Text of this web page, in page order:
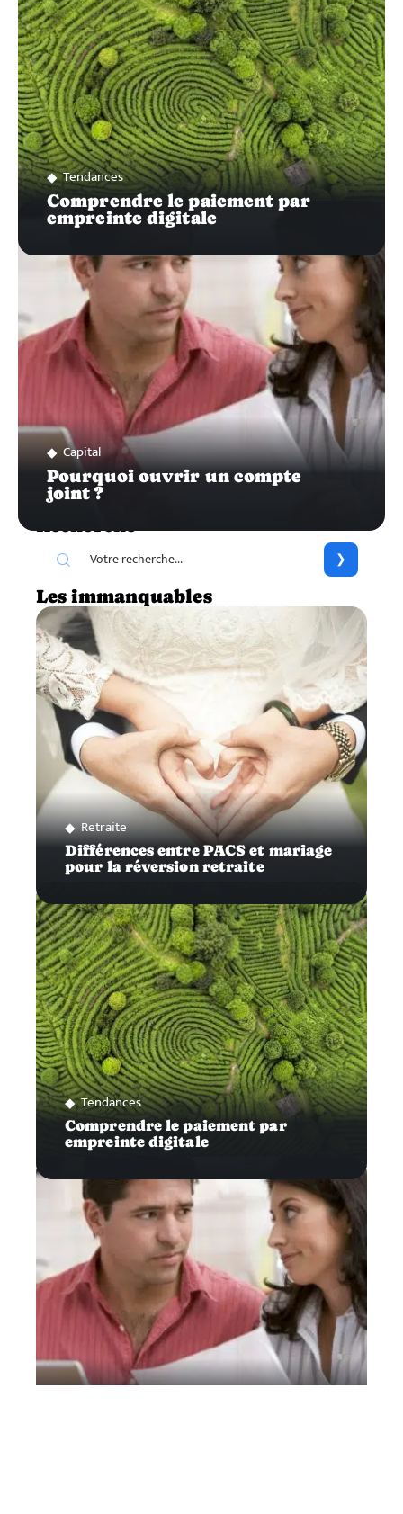
Tendances
Comprendre le paiement par
empreinte digitale
Capital
Pourquoi ouvrir un compte
joint ?
Recherche
Les immanquables
Retraite
Différences entre PACS et mariage
pour la réversion retraite
Tendances
Comprendre le paiement par
empreinte digitale